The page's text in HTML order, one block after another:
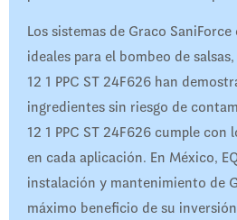
Los sistemas de Graco
ideales para el bombeo de
12 1 PPC ST 24F626 han
ingredientes sin riesgo de
12 1 PPC ST 24F626 cumple
en cada aplicación. En México,
instalación y mantenimiento de
máximo beneficio de su